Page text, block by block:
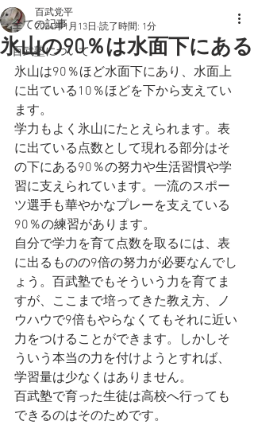
全ての記事
百武塾について
氷山の90％は水面下にある
百武党平
2024年1月13日 読了時間: 1分
氷山は90％ほど水面下にあり、水面上
に出ている10％ほどを下から支えてい
ます。
学力もよく氷山にたとえられます。表
に出ている点数として現れる部分はそ
の下にある90％の努力や生活習慣や学
習に支えられています。一流のスポー
ツ選手も華やかなプレーを支えている
90％の練習があります。
自分で学力を育て点数を取るには、表
に出るものの9倍の努力が必要なんでし
ょう。百武塾でもそういう力を育てま
すが、ここまで培ってきた教え方、ノ
ウハウで9倍もやらなくてもそれに近い
力をつけることができます。しかしそ
ういう本当の力を付けようとすれば、
学習量は少なくはありません。
百武塾で育った生徒は高校へ行っても
できるのはそのためです。